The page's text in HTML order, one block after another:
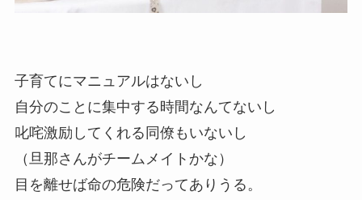
子育てにマニュアルはないし
自分のことに集中する時間なんてないし
叱咤激励してくれる同僚もいないし
（旦那さんがチームメイトかな）
目を離せば命の危険だってありうる。